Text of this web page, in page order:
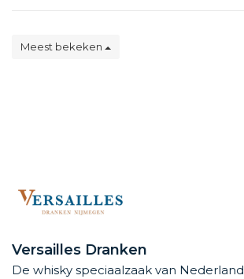
Meest bekeken
Versailles Dranken
De whisky speciaalzaak van Nederland